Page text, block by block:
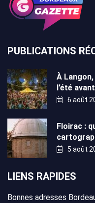
PUBLICATIONS
À
l’été
6 août
Floirac :
5 août
LIENS RAPIDES
Bonnes adresses